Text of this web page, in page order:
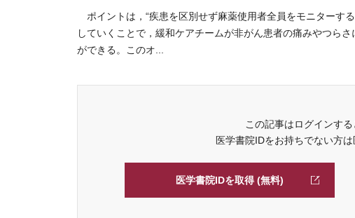
ポイントは，“疾患を区別せず麻薬使用者全員をモニターす
していくことで，緩和ケアチームが非がん患者の痛みやつら
ができる。このオ...
この記事はログインす
医学書院IDをお持ちでない方
医学書院IDを取得 (無料)